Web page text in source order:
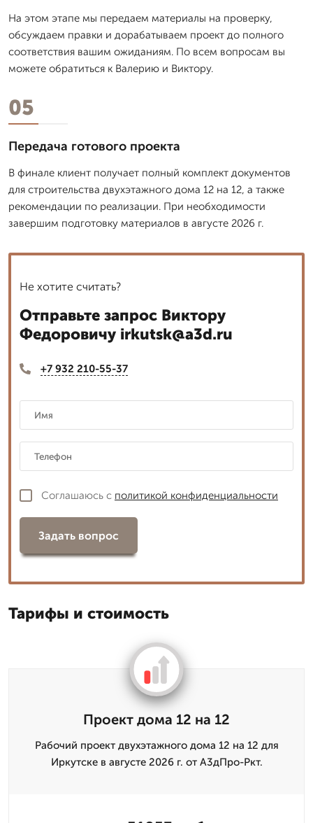
На этом этапе мы передаем материалы на проверку,
обсуждаем правки и дорабатываем проект до полного
соответствия вашим ожиданиям. По всем вопросам вы
можете обратиться к Валерию и Виктору.
05
Передача готового проекта
В финале клиент получает полный комплект документов
для строительства двухэтажного дома 12 на 12, а также
рекомендации по реализации. При необходимости
завершим подготовку материалов в августе 2026 г.
Не хотите считать?
Отправьте запрос Виктору
Федоровичу irkutsk@a3d.ru
+7 932 210-55-37
Соглашаюсь с политикой конфиденциальности
Задать вопрос
Тарифы и стоимость
Проект дома 12 на 12
Рабочий проект двухэтажного дома 12 на 12 для
Иркутске в августе 2026 г. от А3дПро-Ркт.